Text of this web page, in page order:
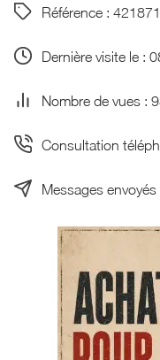
Référence : 421871
Dernière visite le :
Nombre de vues :
Consultation
Messages envoyés